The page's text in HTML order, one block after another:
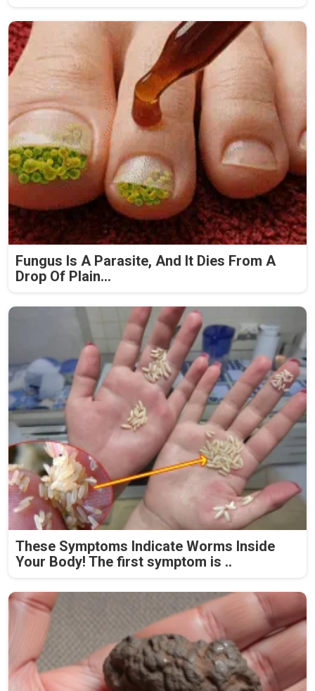
Fungus Is A Parasite, And It Dies From A
Drop Of Plain...
These Symptoms Indicate Worms Inside
Your Body! The first symptom is ..